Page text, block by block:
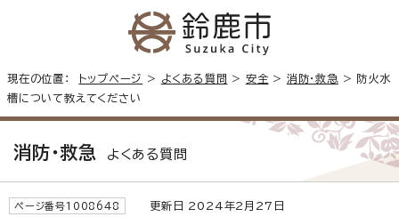
現在の位置： トップページ > よくある質問 > 安全 > 消防・救急 > 防火水
槽について教えてください
消防・救急 よくある質問
ページ番号1008648 更新日 2024年2月27日